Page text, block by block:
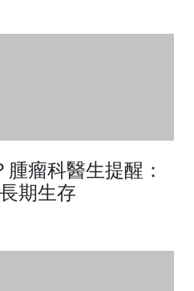
瘤科醫生提醒：
期生存